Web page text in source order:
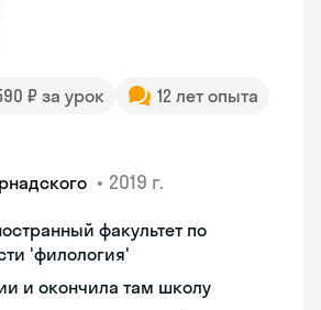
₽ за урок
12 лет опыта
• 2019 г.
факультет по
'филология'
и окончила там школу